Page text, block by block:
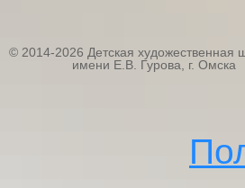
© 2014-2026 Детская художественная
имени Е.В. Гурова, г. Омска